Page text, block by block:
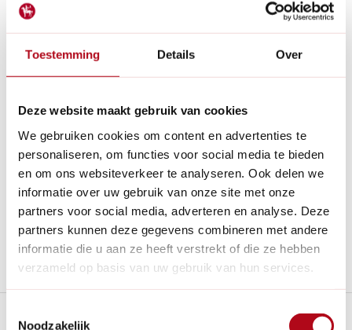
Toestemming Details Over
Deze website maakt gebruik van cookies
We gebruiken cookies om content en advertenties te
personaliseren, om functies voor social media te bieden
en om ons websiteverkeer te analyseren. Ook delen we
informatie over uw gebruik van onze site met onze
partners voor social media, adverteren en analyse. Deze
partners kunnen deze gegevens combineren met andere
informatie die u aan ze heeft verstrekt of die ze hebben
verzameld op basis van uw gebruik van hun services.
Noodzakelijk
Lees meer
Betaal achteraf met Riverty.
Gratis verzendenvanaf € 60 in België en Nederland.*
14dagen bedenktijd
Al28 jaarde tuinspecialist voor tuinliefhebbers
Nieuw:Haal je bestelling in Wilnis bij ons op!
Stel een vraag over dit product